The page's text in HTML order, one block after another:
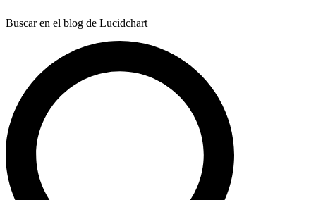
Buscar en el blog de Lucidchart